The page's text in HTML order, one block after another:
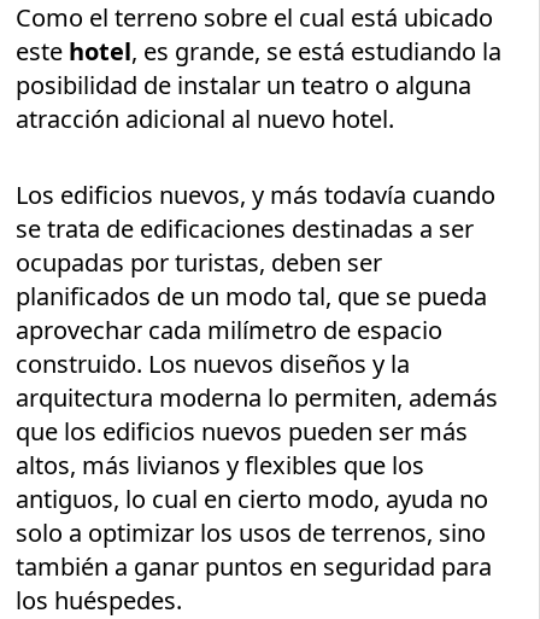
Como el terreno sobre el cual está ubicado
este hotel, es grande, se está estudiando la
posibilidad de instalar un teatro o alguna
atracción adicional al nuevo hotel.
Los edificios nuevos, y más todavía cuando
se trata de edificaciones destinadas a ser
ocupadas por turistas, deben ser
planificados de un modo tal, que se pueda
aprovechar cada milímetro de espacio
construido. Los nuevos diseños y la
arquitectura moderna lo permiten, además
que los edificios nuevos pueden ser más
altos, más livianos y flexibles que los
antiguos, lo cual en cierto modo, ayuda no
solo a optimizar los usos de terrenos, sino
también a ganar puntos en seguridad para
los huéspedes.